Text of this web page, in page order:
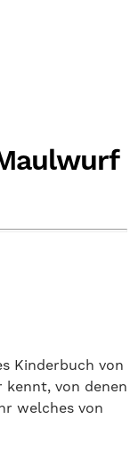
Kinderbuch von
kennt, von denen
welches von